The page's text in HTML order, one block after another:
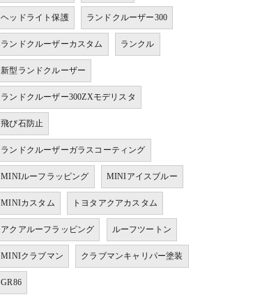
ヘッドライト保護 ランドクルーザー300
ランドクルーザーカスタム ランクル
新型ランドクルーザー
ランドクルーザー300ZXモデリスタ
飛び石防止
ランドクルーザーガラスコーティング
MINIルーフラッピング MINIアイスブルー
MINIカスタム トヨタアクアカスタム
アクアルーフラッピング ルーフツートン
MINIクラブマン クラブマンキャリパー塗装
GR86